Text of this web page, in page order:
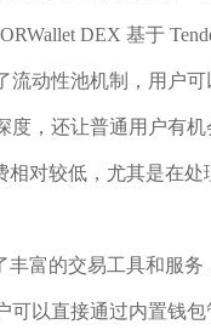
DEX 基于
动性池机制，用户
，还让普通用户有
相对较低，尤其是在
丰富的交易工具和服
可以直接通过内置钱